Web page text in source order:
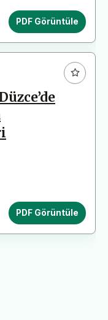
PDF Görüntüle
PDF Görüntüle